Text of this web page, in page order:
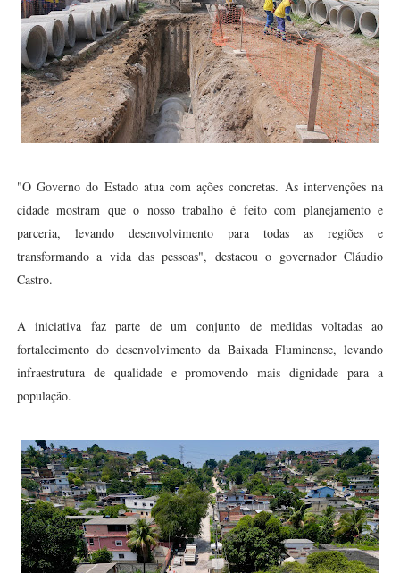
"O Governo do Estado atua com ações concretas. As intervenções na
cidade mostram que o nosso trabalho é feito com planejamento e
parceria, levando desenvolvimento para todas as regiões e
transformando a vida das pessoas", destacou o governador Cláudio
Castro.
A iniciativa faz parte de um conjunto de medidas voltadas ao
fortalecimento do desenvolvimento da Baixada Fluminense, levando
infraestrutura de qualidade e promovendo mais dignidade para a
população.